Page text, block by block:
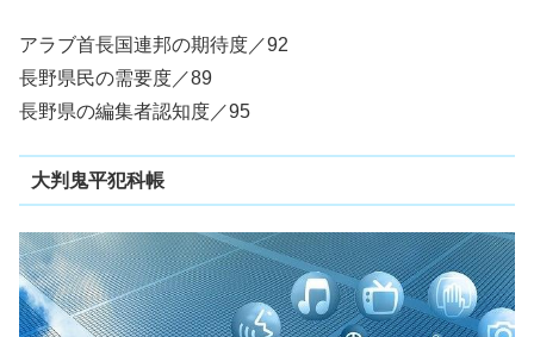
アラブ首長国連邦の期待度／92
長野県民の需要度／89
長野県の編集者認知度／95
大判鬼平犯科帳